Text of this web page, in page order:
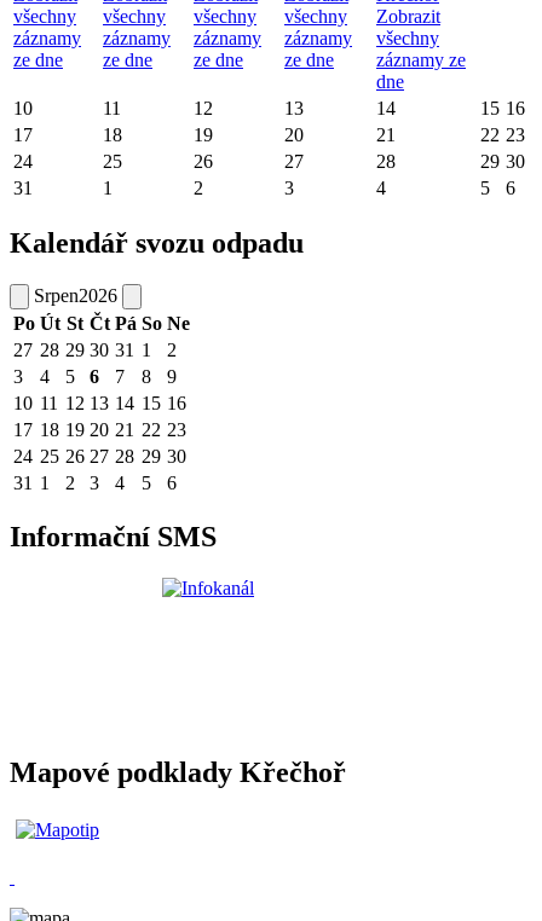
všechny
záznamy
ze dne
všechny
záznamy
ze dne
všechny
záznamy
ze dne
všechny
záznamy
ze dne
Zobrazit
všechny
záznamy ze
dne
10 11 12 13 14 15 16
17
18 19 20 21 22 23
24
25 26 27 28 29 30
31
1 2 3 4 5 6
Kalendář svozu odpadu
Srpen2026
Po Út St Čt Pá So Ne
27 28 29 30 31 1
2
3
4 5 6 7 8
9
10 11 12 13 14 15 16
17 18 19 20 21 22 23
24 25 26 27 28 29 30
31 1 2 3 4 5 6
Informační SMS
Mapové podklady Křečhoř